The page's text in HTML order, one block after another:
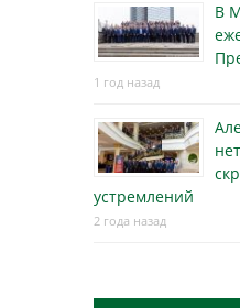
В
1 год назад
устремлений
2 года назад